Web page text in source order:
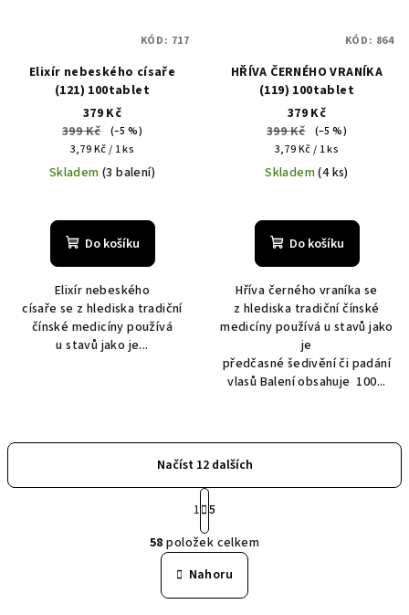
Elixír nebeského císaře
(121) 100tablet
379 Kč
399 Kč
(–5 %)
Měrná
cena:
3,79 Kč / 1 ks
Skladem(3 balení)
Do košíku
Elixír nebeského
císaře se z hlediska tradiční
čínské medicíny používá
u stavů jako je...
KÓD: 717
HŘÍVA ČERNÉHO VRANÍKA
(119) 100tablet
379 Kč
399 Kč
(–5 %)
Měrná
cena:
3,79 Kč / 1 ks
Skladem(4 ks)
Do košíku
Hříva černého vraníka se
z hlediska tradiční čínské
medicíny používá u stavů jako
je
předčasné šedivění či padání
vlasů Balení obsahuje 100...
KÓD: 864
O
v
l
á
Načíst 12 dalších
S
t
r
á
n
k
o
1 5
58 položek celkem
Nahoru